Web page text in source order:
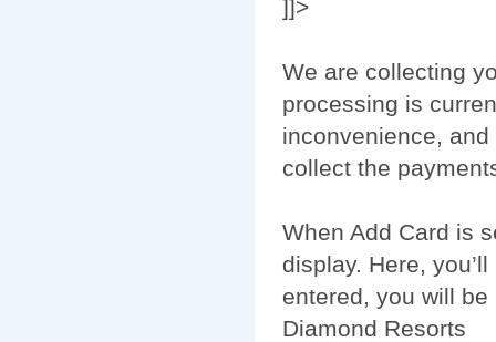
]]>
We are collecting
processing is
inconvenience,
collect the
When Add Card is
display. Here,
entered, you will
Diamond Resorts